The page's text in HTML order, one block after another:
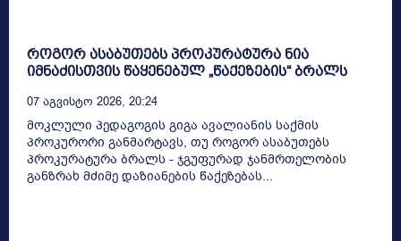
როგორ ასაბუთებს პროკურატურა ნია
იმნაძისთვის წაყენებულ „წაქეზების“ ბრალს
07 Აგვისტო 2026, 20:24
მოკლული პედაგოგის გიგა ავალიანის საქმის
პროკურორი განმარტავს, თუ როგორ ასაბუთებს
პროკურატურა ბრალს - ჯგუფურად ჯანმრთელობის
განზრახ მძიმე დაზიანების წაქეზებას...